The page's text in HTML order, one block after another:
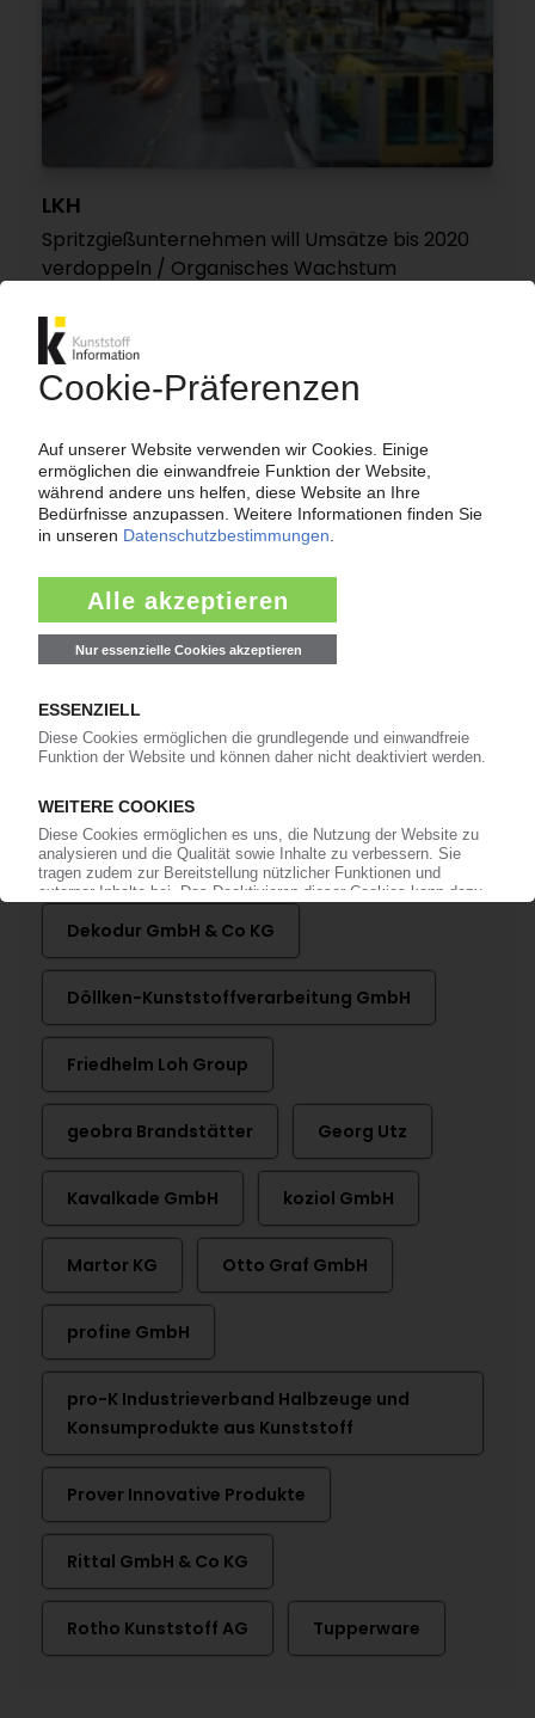
LKH
Spritzgießunternehmen will Umsätze bis 2020
verdoppeln / Organisches Wachstum
Spritzgießunternehmen eröffnet
Logistikzentrum in Heiligenroth
Mehr zu
Dekodur GmbH & Co KG
Döllken-Kunststoffverarbeitung GmbH
Friedhelm Loh Group
geobra Brandstätter Georg Utz
Kavalkade GmbH koziol GmbH
Martor KG Otto Graf GmbH
profine GmbH
pro-K Industrieverband Halbzeuge und
Konsumprodukte aus Kunststoff
Prover Innovative Produkte
Rittal GmbH & Co KG
Rotho Kunststoff AG Tupperware